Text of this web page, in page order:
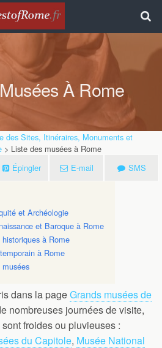
À Rome
des Sites, Itinéraires, Monuments et
> Liste des musées à Rome
Épingler E-mail SMS
et Archéologie
et Baroque à Rome
à Rome
à Rome
dans la pageGrands musées de
nombreuses journées de visite,
froides ou pluvieuses :
du Capitole, Musée National